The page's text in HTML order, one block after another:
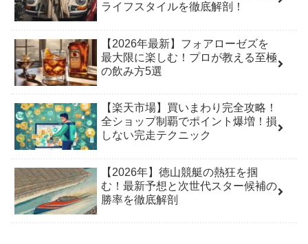
ライフスタイルを徹底解剖！
【2026年最新】フォアローゼズを
最大限に楽しむ！プロが教える至極
の飲み方5選
【楽天市場】買いまわり完全攻略！
全ショップ制覇でポイント爆増！損
しない完走テクニック
【2026年】徳山競艇の熱狂を掴
む！最新予想と次世代スター候補の
勝率を徹底解剖